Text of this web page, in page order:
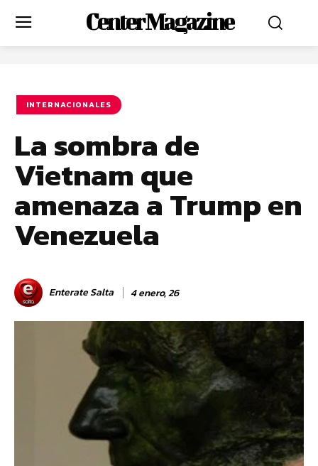
Center Magazine
INTERNACIONALES
La sombra de
Vietnam que
amenaza a Trump en
Venezuela
Enterate Salta 4 enero, 26